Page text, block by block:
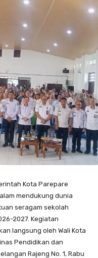
Kota Parepare
mendukung dunia
seragam sekolah
2027. Kegiatan
langsung oleh Wali Kota
Pendidikan dan
Rajeng No. 1, Rabu